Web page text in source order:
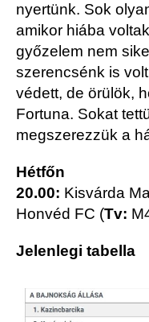
nyertünk. Sok
amikor hiába
győzelem nem
szerencsénk is
védett, de örülök,
Fortuna. Sokat
megszerezzük a
Hétfőn
20.00: Kisvárda
Honvéd FC (Tv:
Jelenlegi tabella